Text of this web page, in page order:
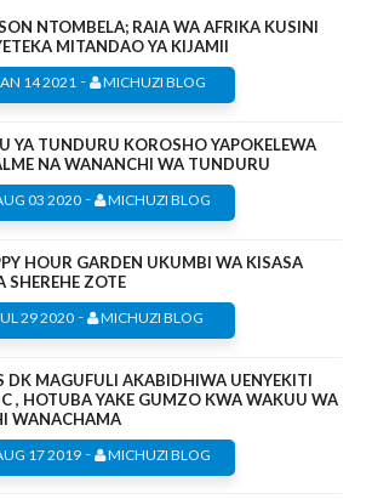
NTOMBELA; RAIA WA AFRIKA KUSINI
MITANDAO YA KIJAMII
14 2021 - MICHUZI BLOG
YA TUNDURU KOROSHO YAPOKELEWA
NA WANANCHI WA TUNDURU
03 2020- MICHUZI BLOG
HOUR GARDEN UKUMBI WA KISASA
SHEREHE ZOTE
29 2020 - MICHUZI BLOG
DK MAGUFULI AKABIDHIWA UENYEKITI
, HOTUBA YAKE GUMZO KWA WAKUU WA
WANACHAMA
17 2019- MICHUZI BLOG